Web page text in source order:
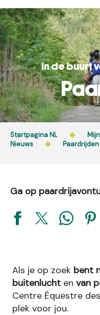
Aller
au
contenu
principal
In de buurt
Startpagina NL
Nieuws
Ga op
Als je op zoek bent
buitenlucht en van
Centre Équestre
plek voor jou.